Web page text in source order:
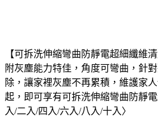
【可拆洗伸縮彎曲防靜電超細纖維
附灰塵能力特佳，角度可彎曲，針
除，讓家裡灰塵不再累積，維護家人
起，即可享有可拆洗伸縮彎曲防靜
入/二入/四入/六入/八入/十入〉